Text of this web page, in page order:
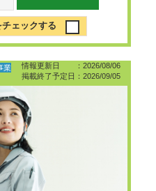
ェックする
情報更新日 ：2026/08/06
掲載終了予定日：2026/09/05
業